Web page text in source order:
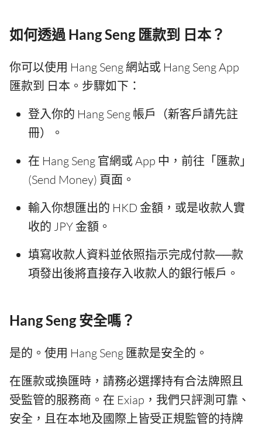
如何透過 Hang Seng 匯款到 日本？
你可以使用 Hang Seng 網站或 Hang Seng App
匯款到 日本。步驟如下：
登入你的 Hang Seng 帳戶（新客戶請先註
冊）。
在 Hang Seng 官網或 App 中，前往「匯款」
(Send Money) 頁面。
輸入你想匯出的 HKD 金額，或是收款人實
收的 JPY 金額。
填寫收款人資料並依照指示完成付款──款
項發出後將直接存入收款人的銀行帳戶。
Hang Seng 安全嗎？
是的。使用 Hang Seng 匯款是安全的。
在匯款或換匯時，請務必選擇持有合法牌照且
受監管的服務商。在 Exiap，我們只評測可靠、
安全，且在本地及國際上皆受正規監管的持牌